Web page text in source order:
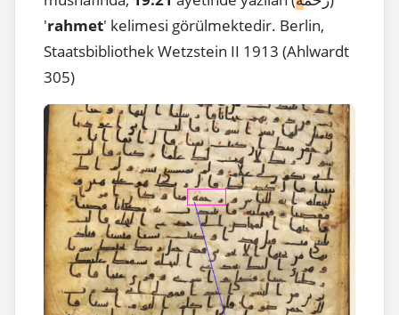
'rahmet' kelimesi görülmektedir. Berlin,
Staatsbibliothek Wetzstein II 1913 (Ahlwardt
305)